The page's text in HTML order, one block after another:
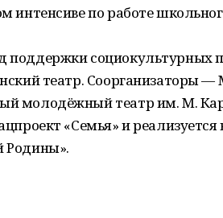
интенсиве по работе
социокультурных
театр. Соорганизаторы
молодёжный театр им. М.
«Семья» и реализуется
Родины».